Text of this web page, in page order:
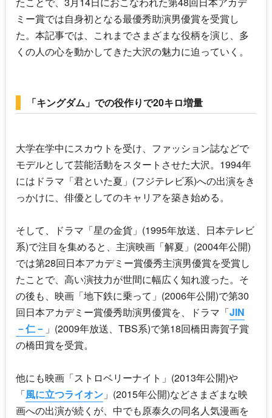
ミー賞では自身初となる最優秀助演男優賞を受賞し
た。本記事では、これまでさまざまな役柄を演じ、多
くの人の心を動かしてきた大沢の魅力に迫っていく。
「キングダム」での役作りで20キロ増量
大学在学中にスカウトを受け、ファッション誌などで
モデルとして芸能活動をスタートさせた大沢。1994年
にはドラマ「君といた夏」(フジテレビ系)への出演をき
っかけに、俳優としてのキャリアを築き始める。
そして、ドラマ「星の金貨」(1995年放送、日本テレビ
系)で注目を集めると、主演映画「解夏」(2004年公開)
では第28回日本アカデミー賞優秀主演男優賞を受賞し
たことで、高い演技力が世間に幅広く知れ渡った。そ
の後も、映画「地下鉄に乗って」(2006年公開)で第30
回日本アカデミー賞優秀助演男優賞を、ドラマ「JIN
－仁－ 」(2009年放送、TBS系)で第18回橋田壽賀子賞
の橋田賞を受賞。
他にも映画「ストロベリーナイト」(2013年公開)や
「風に立つライオン 」(2015年公開)などさまざまな映
画への出演が続くが、中でも原泰久の同名人気漫画を